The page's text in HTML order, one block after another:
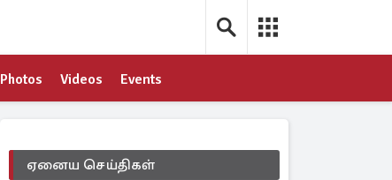
Photos Videos Events
ஏனைய செய்திகள்